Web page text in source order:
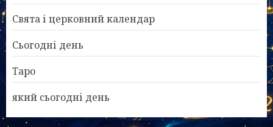
Свята і церковний календар
Сьогодні день
Таро
який сьогодні день